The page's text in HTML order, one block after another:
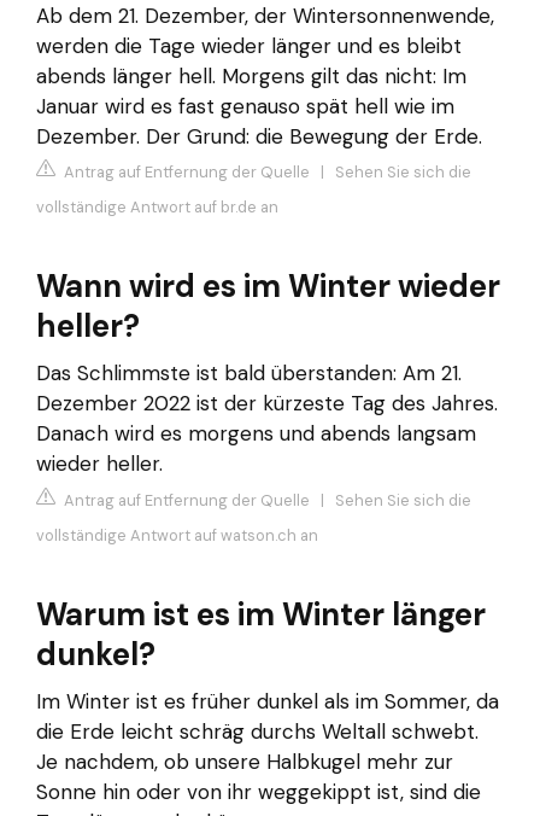
Ab dem 21. Dezember, der Wintersonnenwende,
werden die Tage wieder länger und es bleibt
abends länger hell. Morgens gilt das nicht: Im
Januar wird es fast genauso spät hell wie im
Dezember. Der Grund: die Bewegung der Erde.
Antrag auf Entfernung der Quelle | Sehen Sie sich die
vollständige Antwort auf br.de an
Wann wird es im Winter wieder
heller?
Das Schlimmste ist bald überstanden: Am 21.
Dezember 2022 ist der kürzeste Tag des Jahres.
Danach wird es morgens und abends langsam
wieder heller.
Antrag auf Entfernung der Quelle | Sehen Sie sich die
vollständige Antwort auf watson.ch an
Warum ist es im Winter länger
dunkel?
Im Winter ist es früher dunkel als im Sommer, da
die Erde leicht schräg durchs Weltall schwebt.
Je nachdem, ob unsere Halbkugel mehr zur
Sonne hin oder von ihr weggekippt ist, sind die